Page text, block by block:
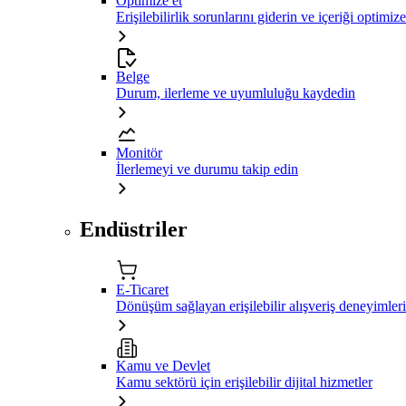
Erişilebilirlik sorunlarını giderin ve içeriği
Belge
Durum, ilerleme ve uyumluluğu kaydedin
Monitör
İlerlemeyi ve durumu takip edin
Endüstriler
E-Ticaret
Dönüşüm sağlayan erişilebilir alışveriş deneyimleri
Kamu ve Devlet
Kamu sektörü için erişilebilir dijital hizmetler